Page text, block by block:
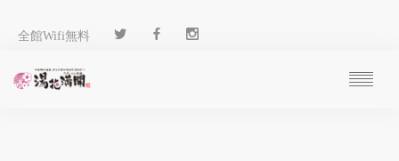
全館Wifi無料